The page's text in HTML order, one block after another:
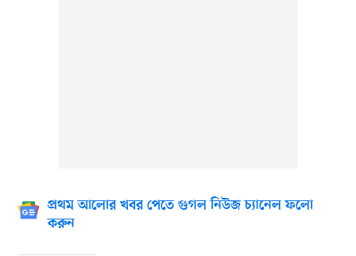
প্রথম আলোর খবর পেতে গুগল নিউজ চ্যানেল ফলো
করুন